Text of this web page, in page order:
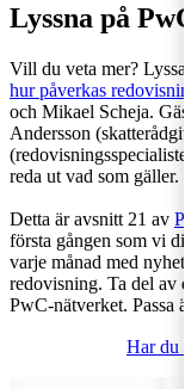
Lyssna på
Vill du veta mer?
hur påverkas
och Mikael Scheja.
Andersson
reda ut vad som gäller.
Detta är avsnitt 21 av
första gången som vi
varje månad med
redovisning. Ta del av
PwC-nätverket. Passa
Har du